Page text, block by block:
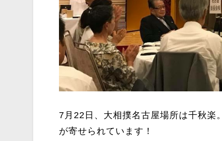
7月22日、大相撲名古屋場所は千秋楽
が寄せられています！